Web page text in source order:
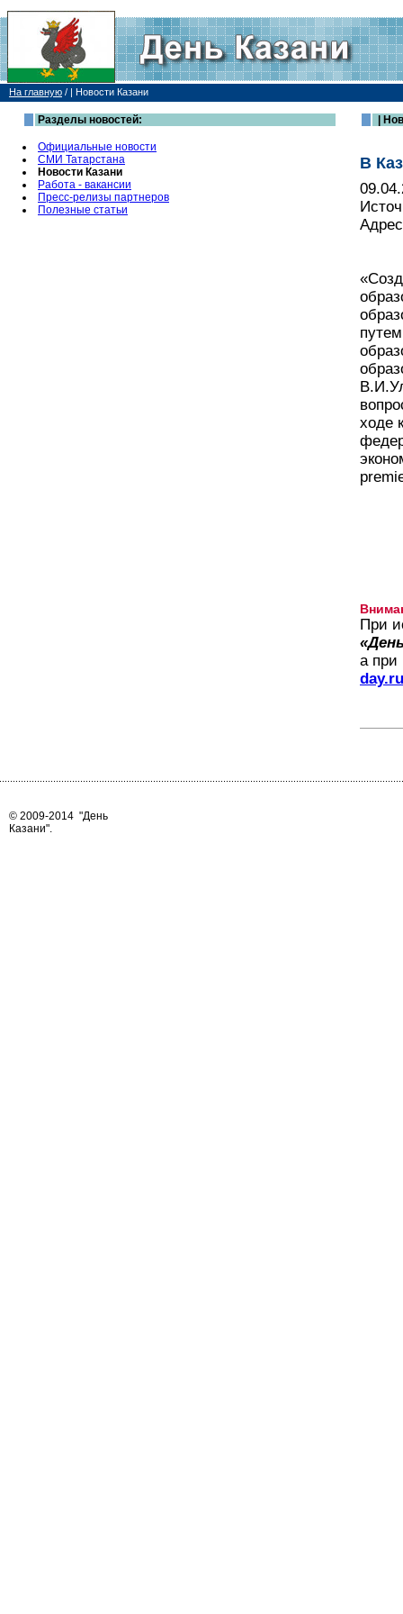
На главную / | Новости Казани
Разделы новостей:
Официальные новости
СМИ Татарстана
Новости Казани
Работа - вакансии
Пресс-релизы партнеров
Полезные статьи
|
В
ходе
При
а при
day.ru
© 2009-2014 "День
Казани".